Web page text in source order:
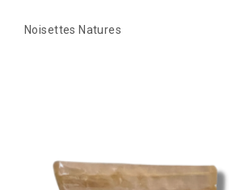
Noisettes Natures